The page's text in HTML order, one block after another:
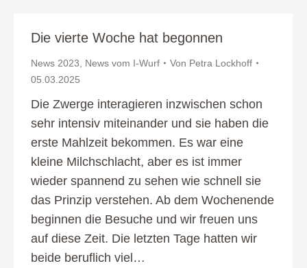
Die vierte Woche hat begonnen
News 2023 News vom I-Wurf Von Petra Lockhoff
05.03.2025
Die Zwerge interagieren inzwischen schon
sehr intensiv miteinander und sie haben die
erste Mahlzeit bekommen. Es war eine
kleine Milchschlacht, aber es ist immer
wieder spannend zu sehen wie schnell sie
das Prinzip verstehen. Ab dem Wochenende
beginnen die Besuche und wir freuen uns
auf diese Zeit. Die letzten Tage hatten wir
beide beruflich viel…